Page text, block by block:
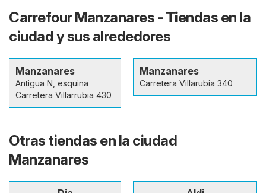
Carrefour Manzanares - Tiendas en la
ciudad y sus alrededores
Manzanares
Antigua N, esquina
Carretera Villarrubia 430
Manzanares
Carretera Villarubia 340
Otras tiendas en la ciudad
Manzanares